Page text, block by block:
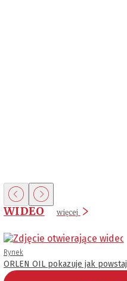
WIDEO więcej
Rynek
ORLEN OIL pokazuje jak